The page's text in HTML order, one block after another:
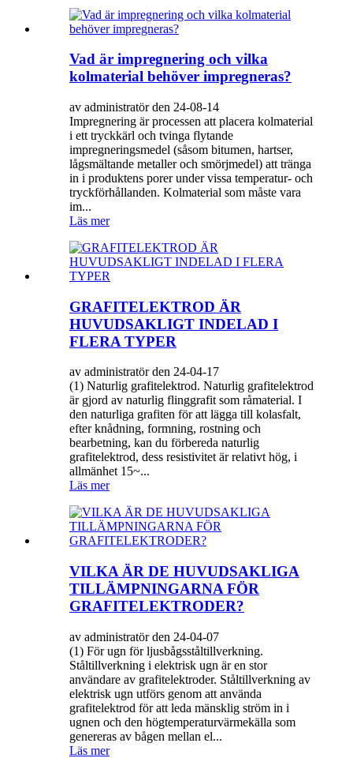
Vad är impregnering och vilka
kolmaterial behöver impregneras?
av administratör den 24-08-14
Impregnering är processen att placera kolmaterial
i ett tryckkärl och tvinga flytande
impregneringsmedel (såsom bitumen, hartser,
lågsmältande metaller och smörjmedel) att tränga
in i produktens porer under vissa temperatur- och
tryckförhållanden. Kolmaterial som måste vara
im...
Läs mer
GRAFITELEKTROD ÄR
HUVUDSAKLIGT INDELAD I
FLERA TYPER
av administratör den 24-04-17
(1) Naturlig grafitelektrod. Naturlig grafitelektrod
är gjord av naturlig flinggrafit som råmaterial. I
den naturliga grafiten för att lägga till kolasfalt,
efter knådning, formning, rostning och
bearbetning, kan du förbereda naturlig
grafitelektrod, dess resistivitet är relativt hög, i
allmänhet 15~...
Läs mer
VILKA ÄR DE HUVUDSAKLIGA
TILLÄMPNINGARNA FÖR
GRAFITELEKTRODER?
av administratör den 24-04-07
(1) För ugn för ljusbågsståltillverkning.
Ståltillverkning i elektrisk ugn är en stor
användare av grafitelektroder. Ståltillverkning av
elektrisk ugn utförs genom att använda
grafitelektrod för att leda mänsklig ström in i
ugnen och den högtemperaturvärmekälla som
genereras av bågen mellan el...
Läs mer